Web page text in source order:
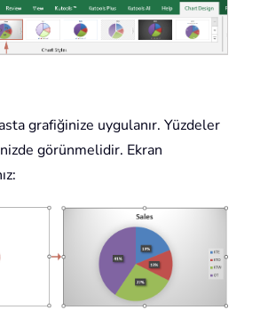
grafiğinize uygulanır. Yüzdeler
görünmelidir. Ekran